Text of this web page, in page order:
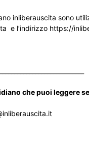
inliberauscita sono
e l’indirizzo https://
che puoi leggere